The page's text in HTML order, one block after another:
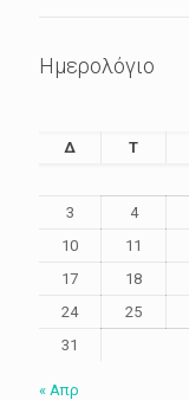
Ημερολόγιο
Δ Τ
3
4
10
11
17
18
24
25
31
« Απρ